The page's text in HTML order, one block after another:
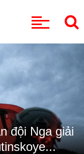
đội Nga giải